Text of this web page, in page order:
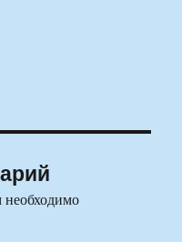
необходимо